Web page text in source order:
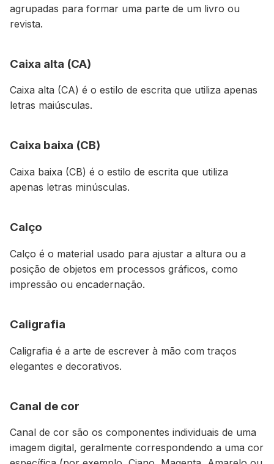
agrupadas para formar uma parte de um livro ou
revista.
Caixa alta (CA)
Caixa alta (CA) é o estilo de escrita que utiliza apenas
letras maiúsculas.
Caixa baixa (CB)
Caixa baixa (CB) é o estilo de escrita que utiliza
apenas letras minúsculas.
Calço
Calço é o material usado para ajustar a altura ou a
posição de objetos em processos gráficos, como
impressão ou encadernação.
Caligrafia
Caligrafia é a arte de escrever à mão com traços
elegantes e decorativos.
Canal de cor
Canal de cor são os componentes individuais de uma
imagem digital, geralmente correspondendo a uma cor